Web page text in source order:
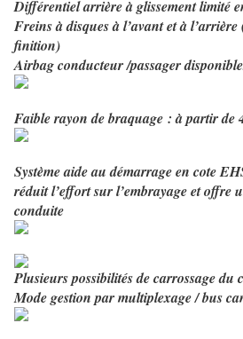
Différentiel arrière à glissement limité
Freins à disques à l’avant et à
finition)
Airbag conducteur /passager
Faible rayon de braquage : à partir de
Système aide au démarrage en cote
réduit l’effort sur l’embrayage et offre
conduite
Plusieurs possibilités de carrossage du
Mode gestion par multiplexage / bus